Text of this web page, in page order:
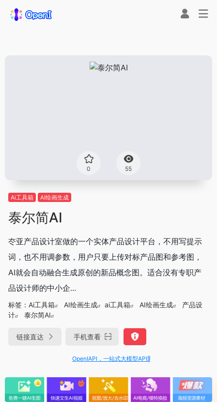
0 55
Ai工具箱 AI绘画生成
泰尔简AI
冭亚产品设计室做的一个实体产品设计平台，不用写提示
词，也不用调参数，用户只要上传对标产品图和参考图，
AI就会自动融合生成原创的新品概念图。适合没有专职产
品设计师的中小企...
标签： Ai工具箱 AI绘画生成 ai工具箱 AI绘画生成
产品设
计
泰尔简AI
链接直达 手机查看
OpenIAPI，一站式大模型API聚合平台